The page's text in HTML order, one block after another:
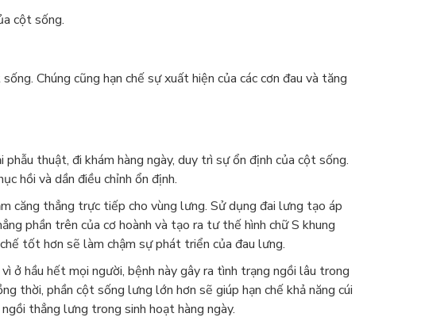
cột sống.
Chúng cũng hạn chế sự xuất hiện của các cơn đau và tăng
thuật, đi khám hàng ngày, duy trì sự ổn định của cột sống.
hồi và dần điều chỉnh ổn định.
căng thẳng trực tiếp cho vùng lưng. Sử dụng đai lưng tạo áp
phần trên của cơ hoành và tạo ra tư thế hình chữ S khung
tốt hơn sẽ làm chậm sự phát triển của đau lưng.
vì ở hầu hết mọi người, bệnh này gây ra tình trạng ngồi lâu trong
phần cột sống lưng lớn hơn sẽ giúp hạn chế khả năng cúi
thẳng lưng trong sinh hoạt hàng ngày.